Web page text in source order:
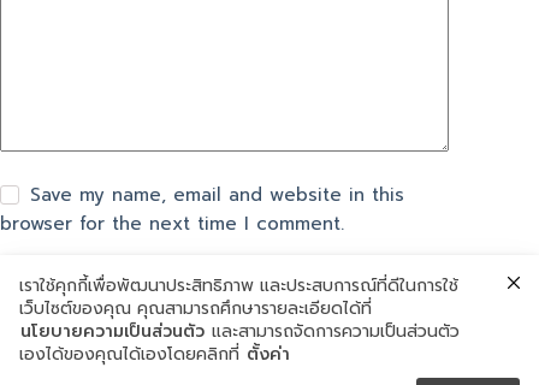
Save my name, email and website in this
browser for the next time I comment.
แสดงความเห็น
เราใช้คุกกี้เพื่อพัฒนาประสิทธิภาพ และประสบการณ์ที่ดีในการใช้
เว็บไซต์ของคุณ คุณสามารถศึกษารายละเอียดได้ที่
นโยบายความเป็นส่วนตัว และสามารถจัดการความเป็นส่วนตัว
เองได้ของคุณได้เองโดยคลิกที่ ตั้งค่า